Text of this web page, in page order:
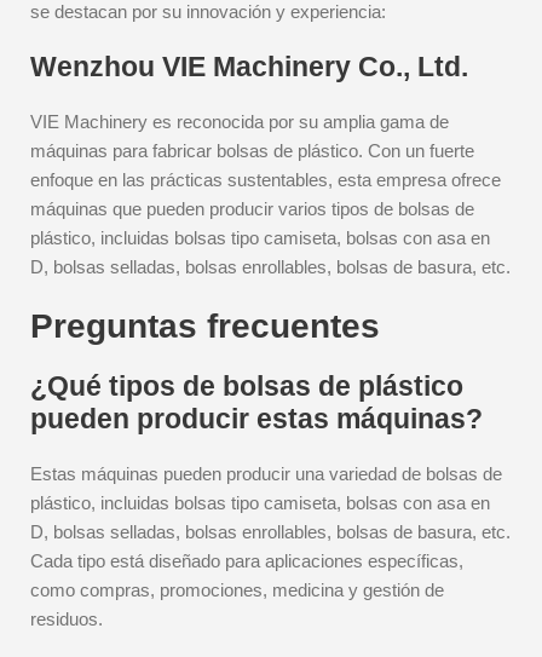
se destacan por su innovación y experiencia:
Wenzhou VIE Machinery Co., Ltd.
VIE Machinery es reconocida por su amplia gama de
máquinas para fabricar bolsas de plástico. Con un fuerte
enfoque en las prácticas sustentables, esta empresa ofrece
máquinas que pueden producir varios tipos de bolsas de
plástico, incluidas bolsas tipo camiseta, bolsas con asa en
D, bolsas selladas, bolsas enrollables, bolsas de basura, etc.
Preguntas frecuentes
¿Qué tipos de bolsas de plástico
pueden producir estas máquinas?
Estas máquinas pueden producir una variedad de bolsas de
plástico, incluidas bolsas tipo camiseta, bolsas con asa en
D, bolsas selladas, bolsas enrollables, bolsas de basura, etc.
Cada tipo está diseñado para aplicaciones específicas,
como compras, promociones, medicina y gestión de
residuos.